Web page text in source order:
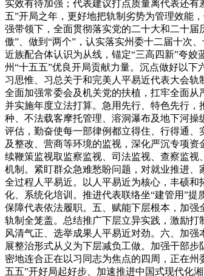
实效有待加强；代表建议打点质量离代表还
五”开局之年，更好地把轨制劣势为管理效能
强带领下，全面贯彻落实党的二十大和二十届
傲”、做到“两个”，认实落实州委十二届十次
近族配合体认识为从线，锚定“三高四新”夸
州“十五五”优良开局贡献力量。沉点做好以
习思惟、习总关于和完美人平易近代表大会
全面加强常委会及机关党的扶植，扛牢全面从
并实施年度立法打算。急用先行、特色先行
种、不法载客摩托管理、溶洞瀑布及地下河
评估，勤奋使每一部律例都立得住、行得通
及整改、营商等环境的监视，深化严沉专项
续鞭策监视取监察监视、司法监视、查察监
机制。紧盯群众急难愁盼问题，对就业推进
全过程人平易近。以人平易近为核心，丰硕
化、系统化培训。推进代表联络坐“建管用”
保障代表依法履职。五、赋能下层根本，加
轨制全笼盖。总结推广下层立异实践，激励
风清气正、选举成果人平易近对劲。六、加
展整治形式从义为下层减负工做。加强干部
密地连合正在以习同志为焦点的四周，正在
五五”开好局起好步、加速推进中国式现代化